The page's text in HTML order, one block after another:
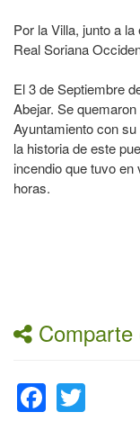
Por la Villa, junto a
Real Soriana
El 3 de Septiembre
Abejar. Se
Ayuntamiento con
la historia de este
incendio que tuvo
horas.